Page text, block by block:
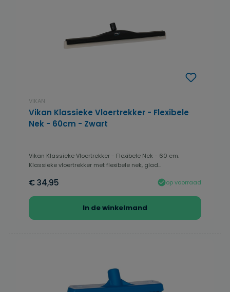
VIKAN
Vikan Klassieke Vloertrekker - Flexibele
Nek - 60cm - Zwart
Vikan Klassieke Vloertrekker - Flexibele Nek - 60 cm.
Klassieke vloertrekker met flexibele nek, glad...
€ 34,95 op voorraad
In de winkelmand